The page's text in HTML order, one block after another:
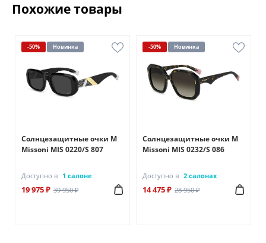
Похожие товары
-50% Новинка
Солнцезащитные очки M
Missoni MIS 0220/S 807
Доступно в 1 салоне
19 975 ₽ 39 950 ₽
-50% Новинка
Солнцезащитные очки M
Missoni MIS 0232/S 086
Доступно в 2 салонах
14 475 ₽ 28 950 ₽